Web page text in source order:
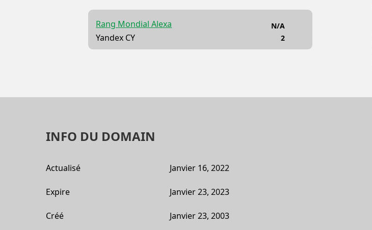
Rang Mondial Alexa
Yandex CY
N/A
2
INFO DU DOMAIN
Actualisé Janvier 16, 2022
Expire Janvier 23, 2023
Créé Janvier 23, 2003